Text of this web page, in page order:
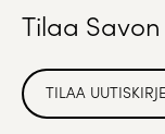
Tilaa
TILAA